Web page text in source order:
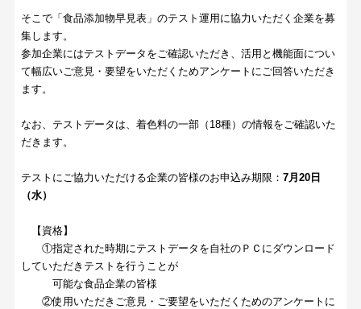
そこで「食品添加物早見表」のテスト運用に協力いただく企業を募
集します。
参加企業にはテストデータをご確認いただき、活用と機能面につい
て幅広いご意見・要望をいただくためアンケートにご回答いただき
ます。
なお、テストデータは、着色料の一部（18種）の情報をご確認いた
だきます。
テストにご協力いただける企業の皆様のお申込み期限：7月20日
（水）
【資格】
①指定された時期にテストデータを自社のＰＣにダウンロード
していただきテストを行うことが
可能な食品企業の皆様
②使用いただきご意見・ご要望をいただくためのアンケートに